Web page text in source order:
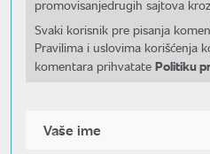
promovisanjedrugih sajtova
Svaki korisnik pre pisanja
Pravilima i uslovima korišćenja
komentara prihvatate Politiku